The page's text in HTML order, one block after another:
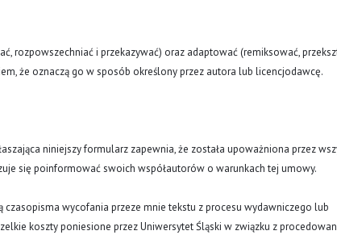
rozpowszechniać i przekazywać) oraz adaptować (remiksować,
że oznaczą go w sposób określony przez autora lub licencjodawcę.
niniejszy formularz zapewnia, że została upoważniona przez
się poinformować swoich współautorów o warunkach tej umowy.
wycofania przeze mnie tekstu z procesu wydawniczego lub
koszty poniesione przez Uniwersytet Śląski w związku z